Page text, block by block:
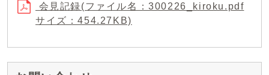
会見記録(ファイル名：300226_kiroku.pdf
サイズ：454.27KB)